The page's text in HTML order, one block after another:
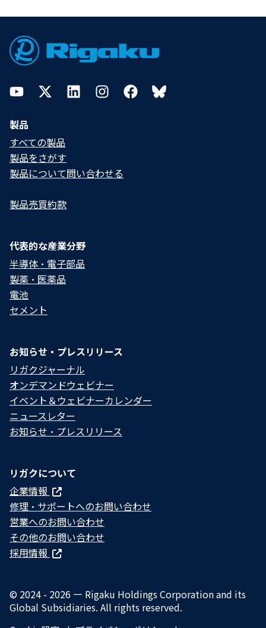
Footer
YouTubeTwitterLinkedInInstagramFacebookBluesky
製品
すべての製品
製品をさがす
製品について問い合わせる​
製品売買約款
代表的な産業分野
半導体・電子部品
製薬・医薬品
電池
セメント
お知らせ・プレスリリース
リガクジャーナル
オンデマンドウェビナー
イベント＆ウェビナーカレンダー
ニュースレター
お知らせ・プレスリリース
リガクについて
企業情報
修理・サポートへのお問い合わせ
営業へのお問い合わせ
その他のお問い合わせ
採用情報
© 2024 - 2026 — Rigaku Holdings Corporation and its
Global Subsidiaries. All rights reserved.